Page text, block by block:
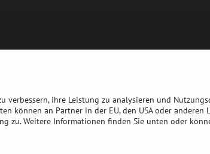
verbessern, ihre Leistung zu analysieren und
können an Partner in der EU, den USA oder anderen
zu. Weitere Informationen finden Sie unten oder